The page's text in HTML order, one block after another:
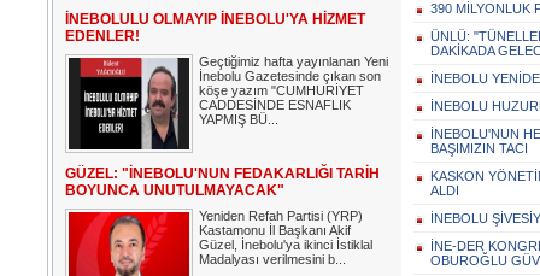
İNEBOLULU OLMAYIP İNEBOLU'YA HİZMET
EDENLER!
Geçtiğimiz hafta yayınlanan Yeni
İnebolu Gazetesinde çıkan son
köşe yazım "CUMHURİYET
CADDESİNDE ESNAFLIK
YAPMIŞ BÜ...
GÜZEL: "İNEBOLU'NUN FEDAKARLIĞI TARİH
BOYUNCA UNUTULMAYACAK"
Yeniden Refah Partisi (YRP)
Kastamonu İl Başkanı Akif
Güzel, İnebolu'ya ikinci İstiklal
Madalyası verilmesini b...
390 MİLYONLUK
ÜNLÜ:
DAKİKADA
İNEBOLU
İNEBOLU
İNEBOLU'NUN
BAŞIMIZIN TACI
KASKON
ALDI
İNEBOLU
İNE-DER
OBUROĞLU